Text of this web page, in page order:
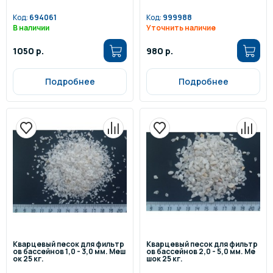
Код: 694061
В наличии
1050 р.
Подробнее
Код: 999988
Уточнить наличие
980 р.
Подробнее
Кварцевый песок для фильтр
ов бассейнов 1,0 - 3,0 мм. Меш
ок 25 кг.
Кварцевый песок для фильтр
ов бассейнов 2,0 - 5,0 мм. Ме
шок 25 кг.